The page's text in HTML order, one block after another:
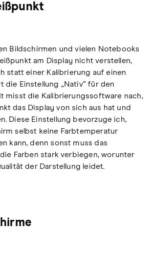
Bildschirmen und vielen Notebooks
am Display nicht verstellen,
statt einer Kalibrierung auf einen
die Einstellung „Nativ“ für den
misst die Kalibrierungssoftware nach,
das Display von sich aus hat und
Diese Einstellung bevorzuge ich,
selbst keine Farbtemperatur
kann, denn sonst muss das
Farben stark verbiegen, worunter
der Darstellung leidet.